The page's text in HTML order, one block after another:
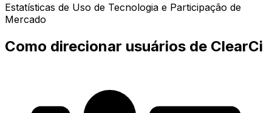
Estatísticas de Uso de Tecnologia e Participação de
Mercado
Como direcionar usuários de ClearCi